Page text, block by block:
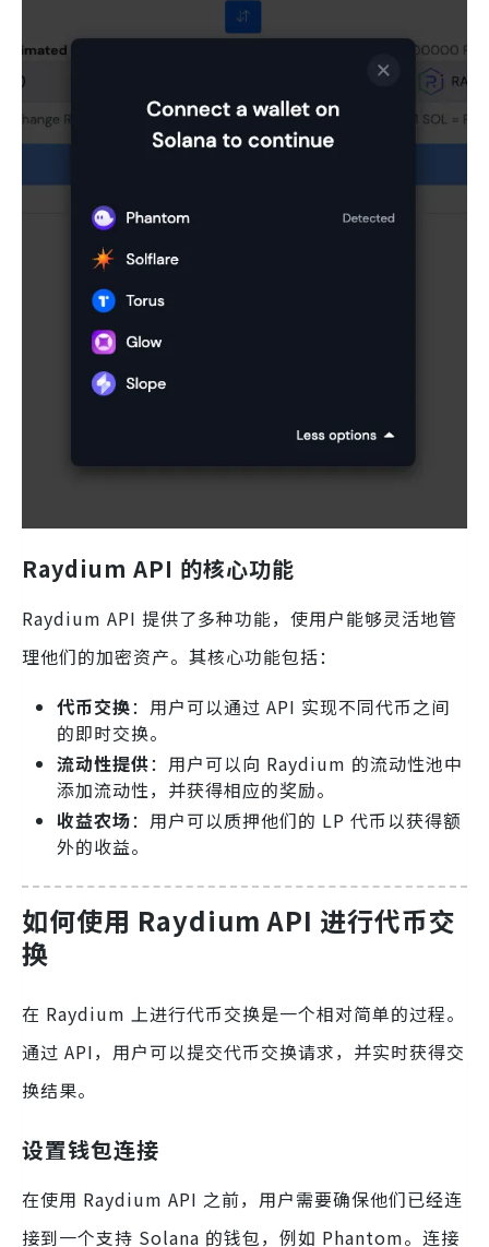
Raydium API 的核心功能
Raydium API 提供了多种功能，使用户能够灵活地管
理他们的加密资产。其核心功能包括：
代币交换：用户可以通过 API 实现不同代币之间
的即时交换。
流动性提供：用户可以向 Raydium 的流动性池中
添加流动性，并获得相应的奖励。
收益农场：用户可以质押他们的 LP 代币以获得额
外的收益。
如何使用 Raydium API 进行代币交
换
在 Raydium 上进行代币交换是一个相对简单的过程。
通过 API，用户可以提交代币交换请求，并实时获得交
换结果。
设置钱包连接
在使用 Raydium API 之前，用户需要确保他们已经连
接到一个支持 Solana 的钱包，例如 Phantom。连接